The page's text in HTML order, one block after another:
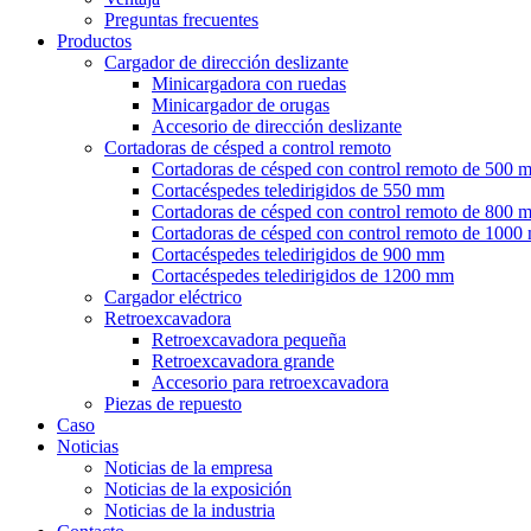
Preguntas frecuentes
Productos
Cargador de dirección deslizante
Minicargadora con ruedas
Minicargador de orugas
Accesorio de dirección deslizante
Cortadoras de césped a control remoto
Cortadoras de césped con control remoto de 500
Cortacéspedes teledirigidos de 550 mm
Cortadoras de césped con control remoto de 800
Cortadoras de césped con control remoto de 1000
Cortacéspedes teledirigidos de 900 mm
Cortacéspedes teledirigidos de 1200 mm
Cargador eléctrico
Retroexcavadora
Retroexcavadora pequeña
Retroexcavadora grande
Accesorio para retroexcavadora
Piezas de repuesto
Caso
Noticias
Noticias de la empresa
Noticias de la exposición
Noticias de la industria